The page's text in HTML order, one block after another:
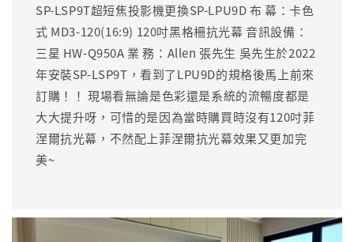
SP-LSP9T超短焦投影機更換SP-LPU9D 布 幕：卡色
式 MD3-120(16:9) 120吋黑格柵抗光幕 音訊設備：
三星 HW-Q950A 業 務：Allen 張先生 吳先生於2022
年安裝SP-LSP9T，看到了LPU9D的規格後馬上前來
訂購！！ 現場看無論是色彩還是系統的流暢度都是
大大提升呀，可惜的是因為當時購買時沒有120吋菲
涅爾抗光幕，不然配上菲涅爾抗光幕效果又更加完
美~